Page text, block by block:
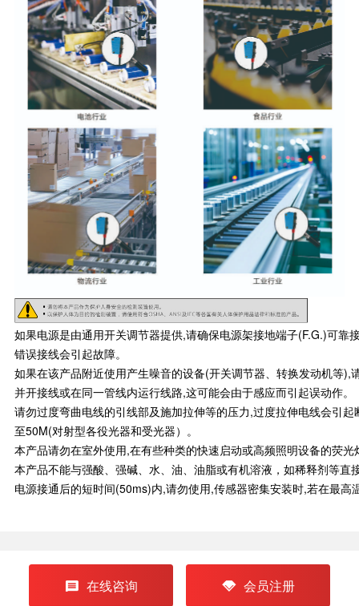
如果电源是由通用开关调节器提供,请确保电源架接地端子(F.G.)可
错误接线会引起故障。
如果在该产品附近使用产生噪音的设备(开关调节器、转换发动机等
并开接线或在同一管线内运行线路,这可能会由于感应而引起误动作。
请勿过度弯曲电线的引线部及施加拉伸等的压力,过度拉伸电线会引
至50M(对射型各役光器和受光器）。
本产品请勿在室外使用,在有些种类的快速启动或高频照明设备的荧
本产品不能与强酸、强碱、水、油、油脂或有机溶液，如稀释剂等
电源接通后的短时间(50ms)内,请勿使用,传感器密集安装时,若在最高
在线咨询 会员注册